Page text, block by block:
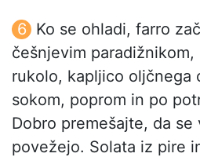
Ko se ohladi, farro
češnjevim
rukolo, kapljico oljčnega
sokom, poprom in po
Dobro premešajte, da se
povežejo. Solata iz pire